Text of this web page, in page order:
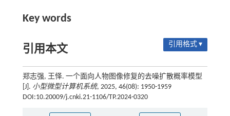
Key words
引用本文 引用格式 ▾
郑志强, 王怿. 一个面向人物图像修复的去噪扩散概率模型
[J]. 小型微型计算机系统, 2025, 46(08): 1950-1959
DOI:10.20009/j.cnki.21-1106/TP.2024-0320